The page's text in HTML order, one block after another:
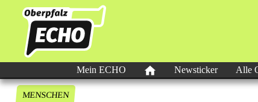
Mein ECHO Newsticker Alle
MENSCHEN